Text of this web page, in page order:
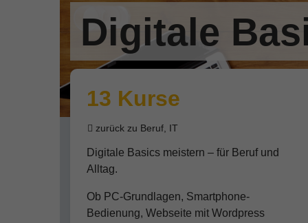
Digitale
13 Kurse
zurück zu Beruf, IT
Digitale Basics meistern – für Beruf und
Alltag.
Ob PC-Grundlagen, Smartphone-
Bedienung, Webseite mit Wordpress